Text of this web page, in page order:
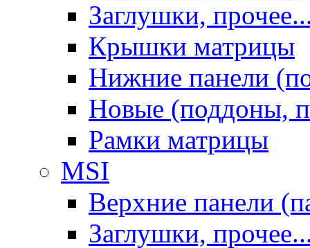
Заглушки,
Крышки матрицы
Нижние панели
Новые (поддоны,
Рамки матрицы
MSI
Верхние панели
Заглушки,